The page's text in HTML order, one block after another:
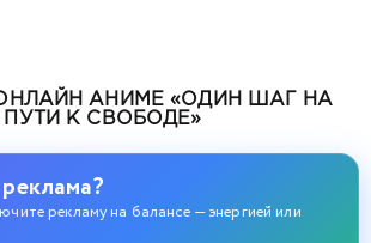
АНИМЕ «ОДИН ШАГ НА
ПУТИ К СВОБОДЕ»
рекламу на балансе — энергией или